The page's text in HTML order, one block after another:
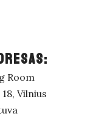
Room
Vilnius